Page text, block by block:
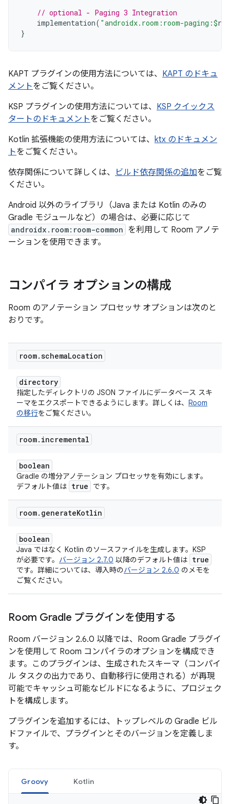
// optional - Paging 3 Integration
implementation( "androidx.room:room-paging:$
}
KAPT プラグインの使用方法については、 KAPT のドキュ
メントをご覧ください。
KSP プラグインの使用方法については、 KSP クイックス
タートのドキュメントをご覧ください。
Kotlin 拡張機能の使用方法については、 ktx のドキュメン
トをご覧ください。
依存関係について詳しくは、
ビルド依存関係の追加をご覧
ください。
Android 以外のライブラリ（Java または Kotlin のみの
Gradle モジュールなど）の場合は、必要に応じて
androidx.room:room-common を利用して Room アノテ
ーションを使用できます。
コンパイラ オプションの構成
Room のアノテーション プロセッサ オプションは次のと
おりです。
room.schemaLocation
directory
指定したディレクトリの JSON ファイルにデータベース スキ
ーマをエクスポートできるようにします。詳しくは、 Room
の移行をご覧ください。
room. incremental
boolean
Gradle の増分アノテーション プロセッサを有効にします。
デフォルト値は true です。
room. generateKotlin
boolean
Java ではなく Kotlin のソースファイルを生成します。KSP
が必要です。 バージョン 2.7.0 以降のデフォルト値は true
です。詳細については、導入時のバージョン 2.6.0 のメモを
ご覧ください。
Room Gradle プラグインを使用する
Room バージョン 2.6.0 以降では、Room Gradle プラグイ
ンを使用して Room コンパイラのオプションを構成でき
ます。このプラグインは、生成されたスキーマ（コンパイ
ル タスクの出力であり、自動移行に使用される）が再現
可能でキャッシュ可能なビルドになるように、プロジェク
トを構成します。
プラグインを追加するには、トップレベルの Gradle ビル
ドファイルで、プラグインとそのバージョンを定義しま
す。
Groovy Kotlin